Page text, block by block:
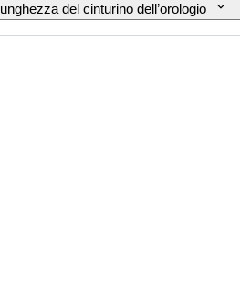
del cinturino dell’orologio
Periodo Certificato